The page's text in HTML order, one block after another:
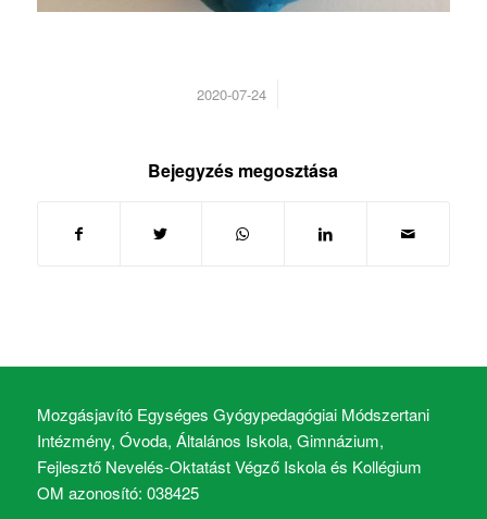
2020-07-24
/
Bejegyzés megosztása
Mozgásjavító Egységes Gyógypedagógiai Módszertani
Intézmény, Óvoda, Általános Iskola, Gimnázium,
Fejlesztő Nevelés-Oktatást Végző Iskola és Kollégium
OM azonosító: 038425